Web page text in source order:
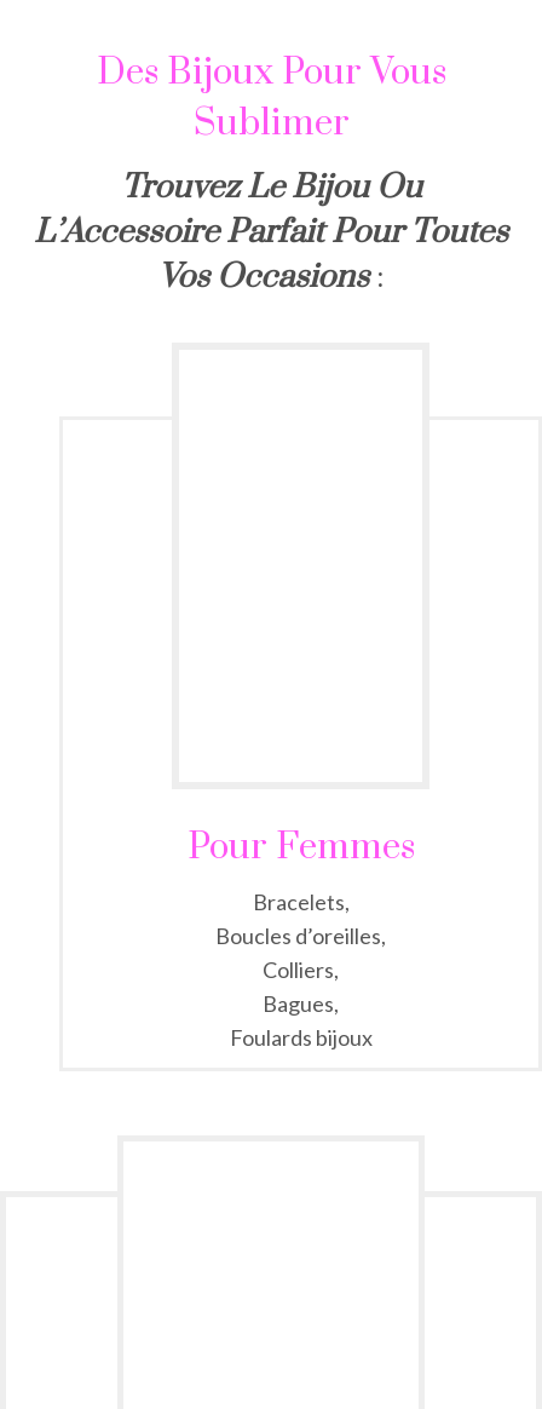
C
Des Bijoux Pour Vous
Sublimer
Trouvez Le Bijou Ou
L’Accessoire Parfait Pour Toutes
Vos Occasions:
Pour Femmes
Bracelets,
Boucles d’oreilles,
Colliers,
Bagues,
Foulards bijoux